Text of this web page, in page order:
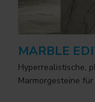
MARBLE
Hyperrealistische,
Marmorgesteine